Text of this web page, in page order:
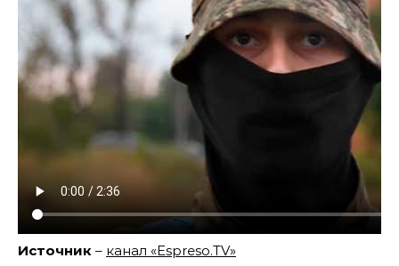
Источник – канал «Espreso.TV»